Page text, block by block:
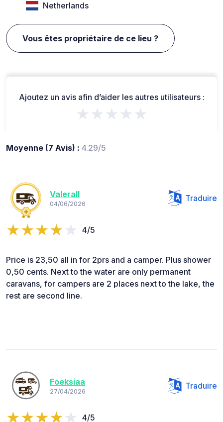
Netherlands
Vous êtes propriétaire de ce lieu ?
Ajoutez un avis afin d’aider les autres utilisateurs :
★★★★★
Moyenne (7 Avis) : 4.29/5
ValeraII
04/06/2026
Traduire
4/5
Price is 23,50 all in for 2prs and a camper. Plus shower
0,50 cents. Next to the water are only permanent
caravans, for campers are 2 places next to the lake, the
rest are second line.
Foeksiaa
27/04/2026
Traduire
4/5